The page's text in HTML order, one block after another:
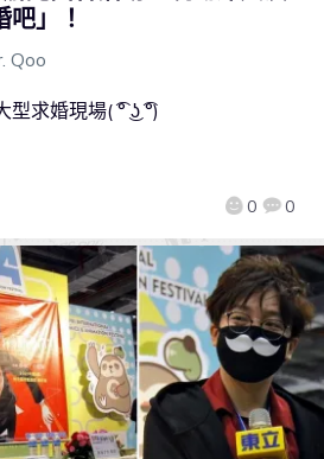
」！
Qoo
0 0
型求婚現場( ͡° ͜ʖ ͡°)